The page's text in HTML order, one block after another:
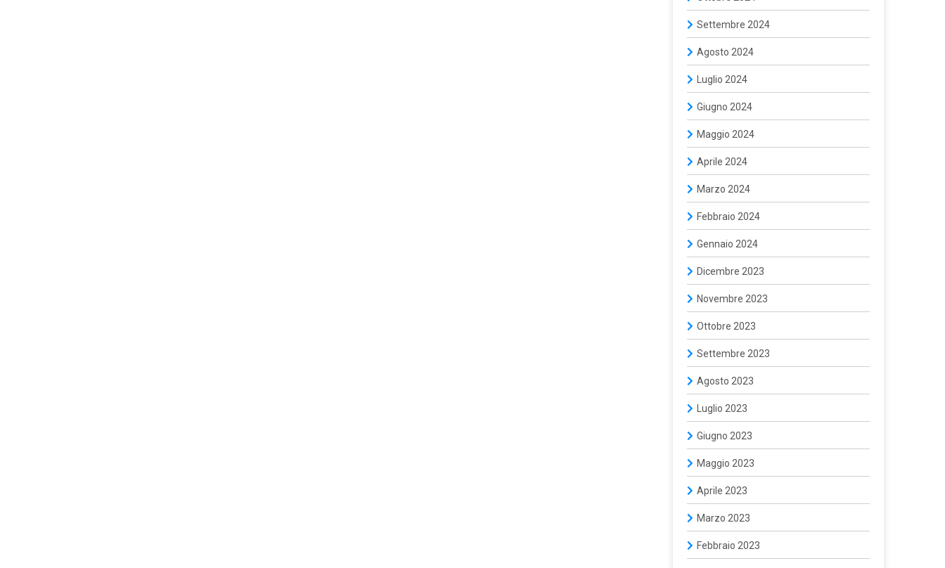
Settembre 2024
Agosto 2024
Luglio 2024
Giugno 2024
Maggio 2024
Aprile 2024
Marzo 2024
Febbraio 2024
Gennaio 2024
Dicembre 2023
Novembre 2023
Ottobre 2023
Settembre 2023
Agosto 2023
Luglio 2023
Giugno 2023
Maggio 2023
Aprile 2023
Marzo 2023
Febbraio 2023